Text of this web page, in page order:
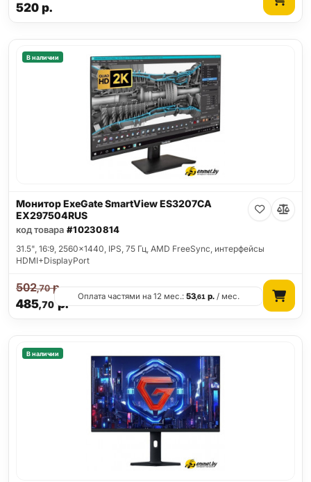
520р.
В наличии
Монитор ExeGate SmartView ES3207CA
EX297504RUS
код товара #10230814
31.5", 16:9, 2560x1440, IPS, 75 Гц, AMD FreeSync, интерфейсы
HDMI+DisplayPort
485,70р.
502,70р.
Оплата частями на 12 мес.:53,61 р. / мес.
В наличии